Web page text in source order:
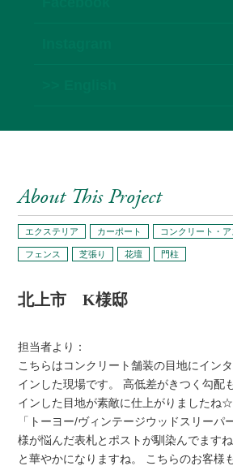
About This Project
エクステリア カーポート コンクリート・
フェンス 芝張り 花壇 門柱
北上市 K様邸
担当者より：
こちらはコンクリート舗装の目地にイン
インした現場です。 高低差がきつく勾配
インした目地が素敵に仕上がりましたね
「トーヨー/ヴィンテージウッドスリーパ
様が悩んだ表札とポストが馴染んでます
と華やかになりますね。 こちらのお客様